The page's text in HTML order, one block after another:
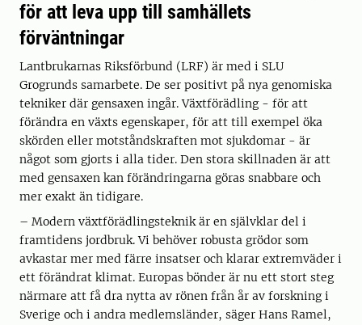
för att leva upp till samhällets
förväntningar
Lantbrukarnas Riksförbund (LRF) är med i SLU
Grogrunds samarbete. De ser positivt på nya genomiska
tekniker där gensaxen ingår. Växtförädling - för att
förändra en växts egenskaper, för att till exempel öka
skörden eller motståndskraften mot sjukdomar - är
något som gjorts i alla tider. Den stora skillnaden är att
med gensaxen kan förändringarna göras snabbare och
mer exakt än tidigare.
– Modern växtförädlingsteknik är en självklar del i
framtidens jordbruk. Vi behöver robusta grödor som
avkastar mer med färre insatser och klarar extremväder i
ett förändrat klimat. Europas bönder är nu ett stort steg
närmare att få dra nytta av rönen från år av forskning i
Sverige och i andra medlemsländer, säger Hans Ramel,